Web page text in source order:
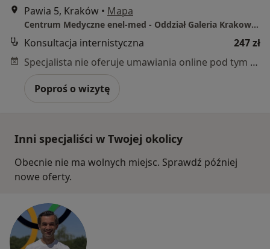
Pawia 5, Kraków • Mapa
Centrum Medyczne enel-med - Oddział Galeria Krakowska
Konsultacja internistyczna
247 zł
Specjalista nie oferuje umawiania online pod tym adresem.
Poproś o wizytę
Inni specjaliści w Twojej okolicy
Obecnie nie ma wolnych miejsc. Sprawdź później
nowe oferty.